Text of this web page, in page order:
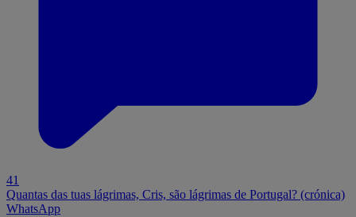
41
Quantas das tuas lágrimas, Cris, são lágrimas de Portugal? (crónica)
WhatsApp